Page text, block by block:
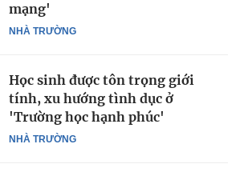
NHÀ TRƯỜNG
mạng'
NHÀ TRƯỜNG
Học sinh được tôn trọng giới
tính, xu hướng tình dục ở
'Trường học hạnh phúc'